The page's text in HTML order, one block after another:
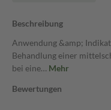
Beschreibung
Anwendung &amp;
Behandlung einer
bei eine… Mehr
Bewertungen